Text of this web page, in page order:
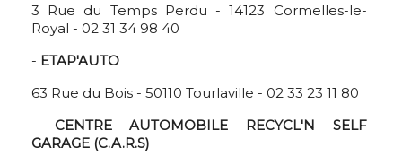
3 Rue du Temps Perdu - 14123 Cormelles-le-
Royal - 02 31 34 98 40
- ETAP'AUTO
63 Rue du Bois - 50110 Tourlaville - 02 33 23 11 80
- CENTRE AUTOMOBILE RECYCL'N SELF
GARAGE (C.A.R.S)